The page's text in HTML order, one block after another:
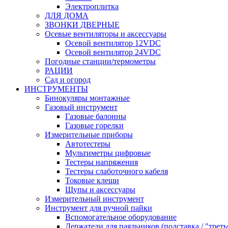
Электроплитка
ДЛЯ ДОМА
ЗВОНКИ ДВЕРНЫЕ
Осевые вентиляторы и аксессуары
Осевой вентилятор 12VDC
Осевой вентилятор 24VDC
Погодные станции/термометры
РАЦИИ
Сад и огород
ИНСТРУМЕНТЫ
Бинокуляры монтажные
Газовый инструмент
Газовые балонны
Газовые горелки
Измерительные приборы
Автотестеры
Мультиметры цифровые
Тестеры напряжения
Тестеры слаботочного кабеля
Токовые клещи
Щупы и аксессуары
Измерительный инструмент
Инструмент для ручной пайки
Вспомогательное оборудование
Держатели для паяльников (подставка /